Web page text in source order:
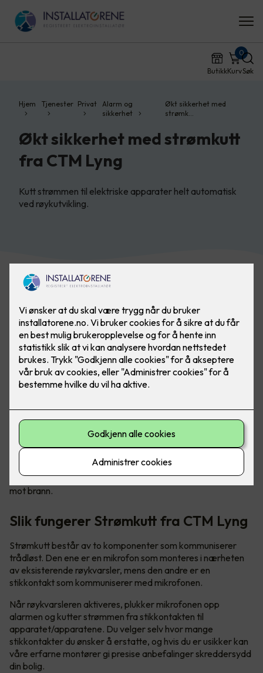
ButikkKurv
0
Søk
Hjem Tjenester Privat
Alarm og
sikkerhet
Økt sikkerhet med
strømk…
Økt sikkerhet med strømkutt
fra CTM Lyng
Kutt strømmen til elektriske apparater helt automatisk
ved røykutvikling.
Tryggere og mer brannsikre hjem
Sikkerhetsløsningen kalt «Strømkutt» sørger for å stenge
strømmen til elektriske apparater ved røykutvikling, og det
kan forhindre eller redusere brannskader i boligen din. Det er
en enkel måte for deg å bedre sikre din familie og deg selv
mot brann.
Slik fungerer Strømkutt fra CTM Lyng
Strømkutt består av to komponenter som kommuniserer
trådløst. Den ene er en mikrofon som monteres i nærheten
av eksisterende røykvarsler, mens den andre er en
stikkontakt som kommuniserer med mikrofonen.
Når røykvarsleren aktiveres, plukker mikrofonen opp
alarmen og kutter strømmen fra stikkontakten til
apparatet/apparatene. Du velger selv hvor mange
stikkontakter du ønsker å erstatte, og hvis du er usikker kan
våre erfarne montører gi presise anbefalinger skreddersydd
din bolig.